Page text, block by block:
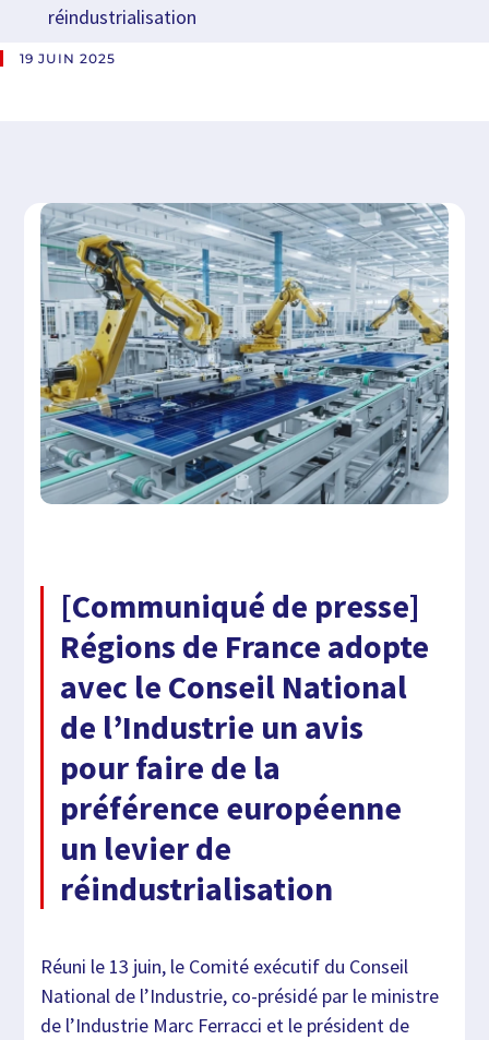
réindustrialisation
19 JUIN 2025
[Communiqué de presse]
Régions de France adopte
avec le Conseil National
de l’Industrie un avis
pour faire de la
préférence européenne
un levier de
réindustrialisation
Réuni le 13 juin, le Comité exécutif du Conseil
National de l’Industrie, co-présidé par le ministre
de l’Industrie Marc Ferracci et le président de